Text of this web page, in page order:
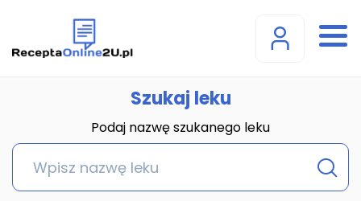
Szukaj leku
Podaj nazwę szukanego leku